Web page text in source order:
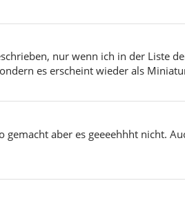
nur wenn ich in der Liste
es erscheint wieder als
gemacht aber es geeeehhht nicht.